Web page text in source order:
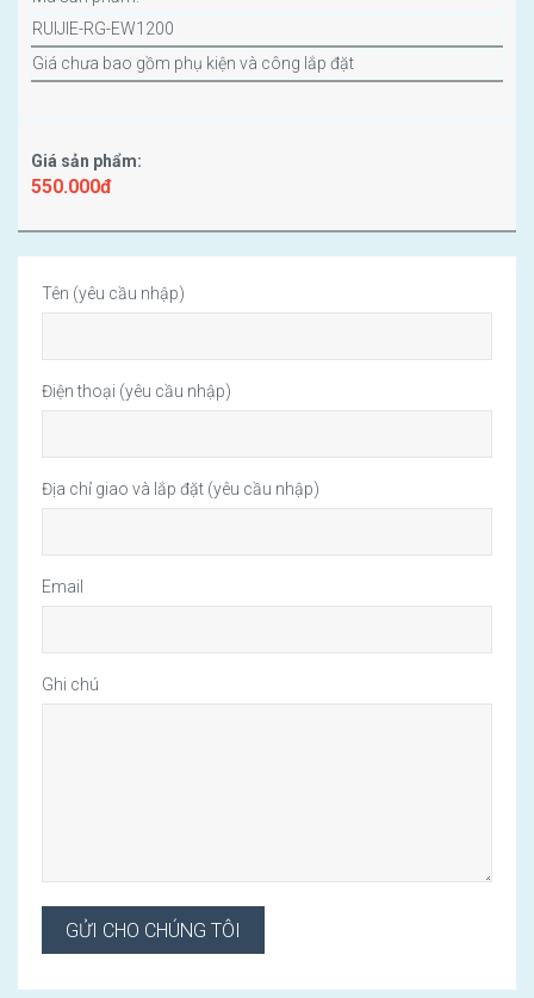
RUIJIE-RG-EW1200
Giá chưa bao gồm phụ kiện và công lắp đặt
Giá sản phẩm:
550.000đ
Tên (yêu cầu nhập)
Điện thoại (yêu cầu nhập)
Địa chỉ giao và lắp đặt (yêu cầu nhập)
Email
Ghi chú